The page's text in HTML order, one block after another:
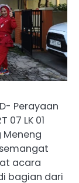
Perayaan
07 LK 01
Meneng
acara
bagian dari